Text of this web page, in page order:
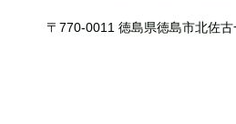
〒770-0011 徳島県徳島市北佐